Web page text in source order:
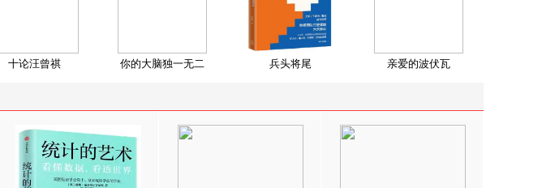
十论汪曾祺 你的大脑独一无二 兵头将尾 亲爱的波伏瓦